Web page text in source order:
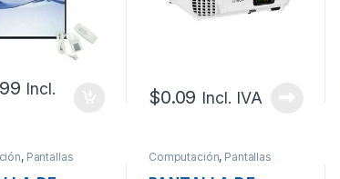
Incl.
$0.09 Incl. IVA
, Pantallas Computación, Pantallas